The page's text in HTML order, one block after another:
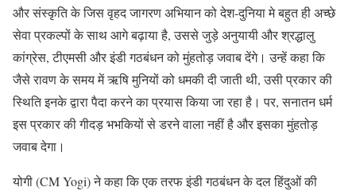
और संस्कृति के जिस वृहद जागरण अभियान को देश-दुनिया मे बहुत ही अच्छे
सेवा प्रकल्पों के साथ आगे बढ़ाया है, उससे जुड़े अनुयायी और श्रद्धालु
कांग्रेस, टीएमसी और इंडी गठबंधन को मुंहतोड़ जवाब देंगे। उन्हें कहा कि
जैसे रावण के समय में ऋषि मुनियों को धमकी दी जाती थी, उसी प्रकार की
स्थिति इनके द्वारा पैदा करने का प्रयास किया जा रहा है। पर, सनातन धर्म
इस प्रकार की गीदड़ भभकियों से डरने वाला नहीं है और इसका मुंहतोड़
जवाब देगा।
योगी (CM Yogi) ने कहा कि एक तरफ इंडी गठबंधन के दल हिंदुओं की